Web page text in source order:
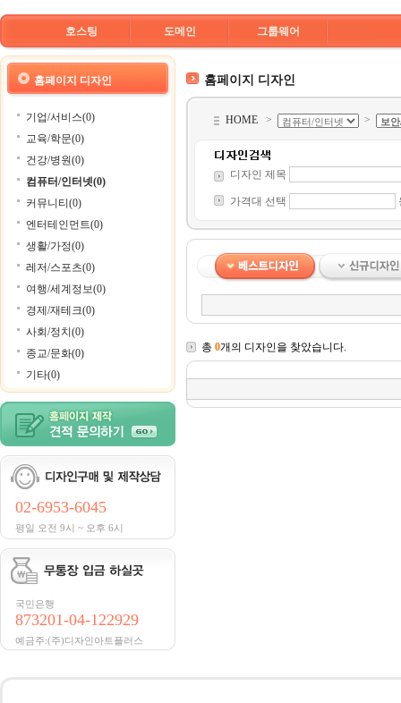
호스팅 도메인 그룹웨어
홈페이지 디자인
기업/서비스(0)
교육/학문(0)
건강/병원(0)
컴퓨터/인터넷(0)
커뮤니티(0)
엔터테인먼트(0)
생활/가정(0)
레저/스포츠(0)
여행/세계정보(0)
경제/재테크(0)
사회/정치(0)
종교/문화(0)
기타(0)
02-6953-6045
평일 오전 9시 ~ 오후 6시
국민은행
873201-04-122929
예금주:(주)디자인아트플러스
홈페이지 디자인
HOME > >
디자인 제목
가격대 선택
총 0개의 디자인을 찾았습니다.